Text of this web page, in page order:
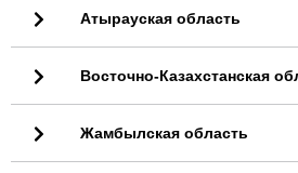
Атырауская область
Восточно-Казахстанская
Жамбылская область